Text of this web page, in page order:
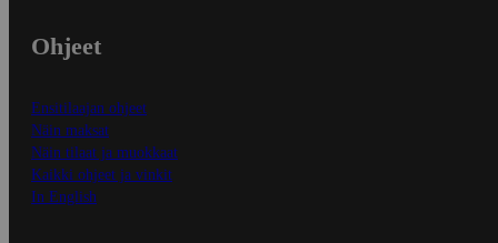
Ohjeet
Ensitilaajan ohjeet
Näin maksat
Näin tilaat ja muokkaat
Kaikki ohjeet ja vinkit
In English